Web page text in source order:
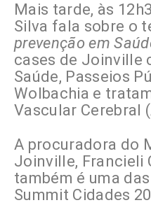
Mais tarde, às
Silva fala sobre o
prevenção em
cases de Joinville
Saúde, Passeios
Wolbachia e
Vascular Cerebral
A procuradora do
Joinville, Francieli
também é uma
Summit Cidades